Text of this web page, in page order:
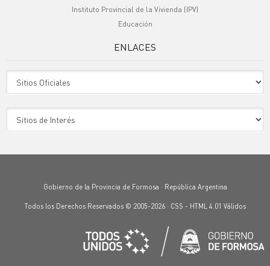
Instituto Provincial de la Vivienda (IPV)
Educación
ENLACES
Gobierno de la Provincia de Formosa · República Argentina
Todos los Derechos Reservados © 2005-2026 · CSS - HTML 4.01 Válidos